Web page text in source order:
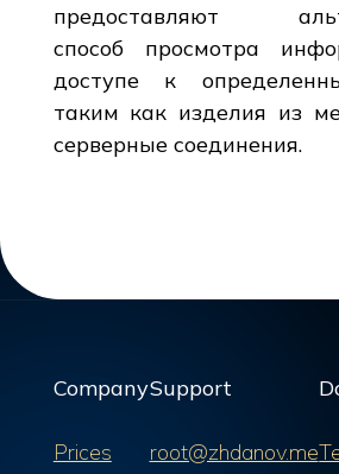
предоставляют
способ просмотра
доступе к
таким как изделия из
серверные соединения.
Company
Prices
Support
root@zhdanov.me